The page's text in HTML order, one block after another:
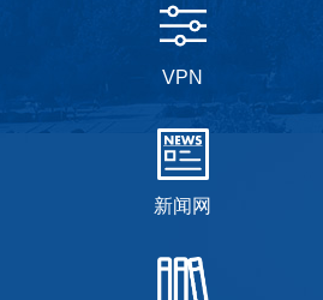
VPN
新闻网